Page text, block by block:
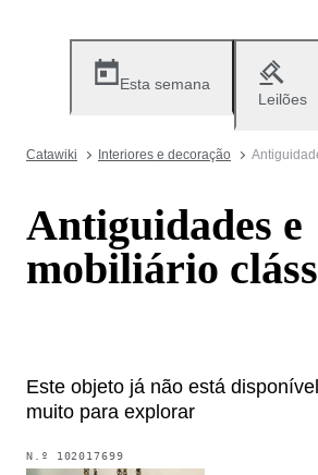
Esta semana
Leilões
Catawiki Interiores e decoração
Antiguidades e
mobiliário
Este objeto já não está
muito para explorar
N.º 102017699